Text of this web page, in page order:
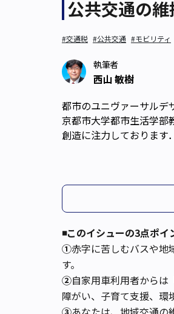
公共交通の
#交通税 #公共交通 #モビリティ
執筆者
西山 敏樹
都市のユニヴァーサルデ
京都市大学都市生活学部
創造に注力しております．
◾️このイシューの3点ポイ
①赤字に苦しむバスや地
す。
②自家用車利用者から
障がい、子育て支援、環